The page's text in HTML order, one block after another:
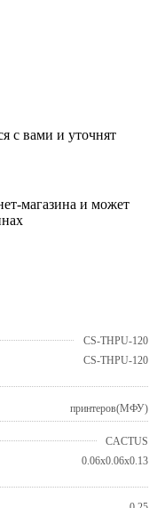
с вами и уточнят
магазина и может
CS-THPU-120
CS-THPU-120
принтеров(МФУ)
CACTUS
0.06x0.06x0.13